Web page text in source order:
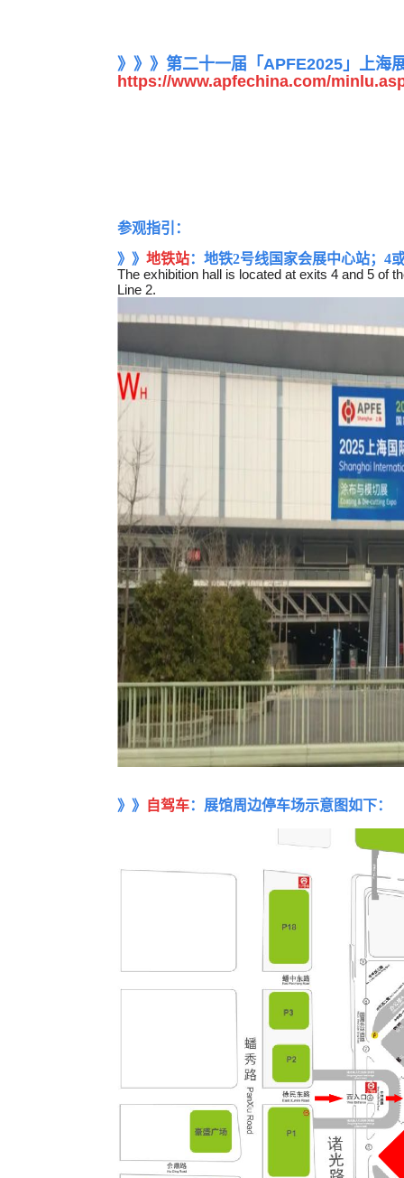
》》》第二十一届 「APFE2025」上海
https://www.apfechina.com/
参观指引：
》》 地铁站：地铁2号线国家会展中心站；4
The exhibition hall is located at exits 4 and 5 of
Line 2.
》》 自驾车：展馆周边停车场示意图如下：